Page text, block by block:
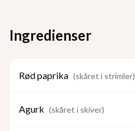
Ingredienser
Rød paprika (skåret i strimler)
Agurk (skåret i skiver)